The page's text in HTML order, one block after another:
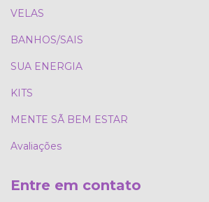
VELAS
BANHOS/SAIS
SUA ENERGIA
KITS
MENTE SÃ BEM ESTAR
Avaliações
Entre em contato